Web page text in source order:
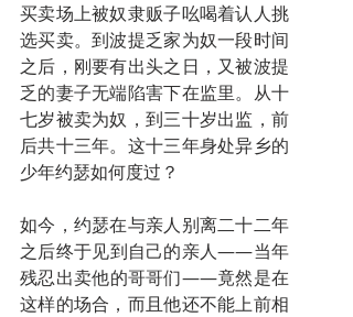
买卖场上被奴隶贩子吆喝着认人挑
选买卖。到波提乏家为奴一段时间
之后，刚要有出头之日，又被波提
乏的妻子无端陷害下在监里。从十
七岁被卖为奴，到三十岁出监，前
后共十三年。这十三年身处异乡的
少年约瑟如何度过？
如今，约瑟在与亲人别离二十二年
之后终于见到自己的亲人——当年
残忍出卖他的哥哥们——竟然是在
这样的场合，而且他还不能上前相